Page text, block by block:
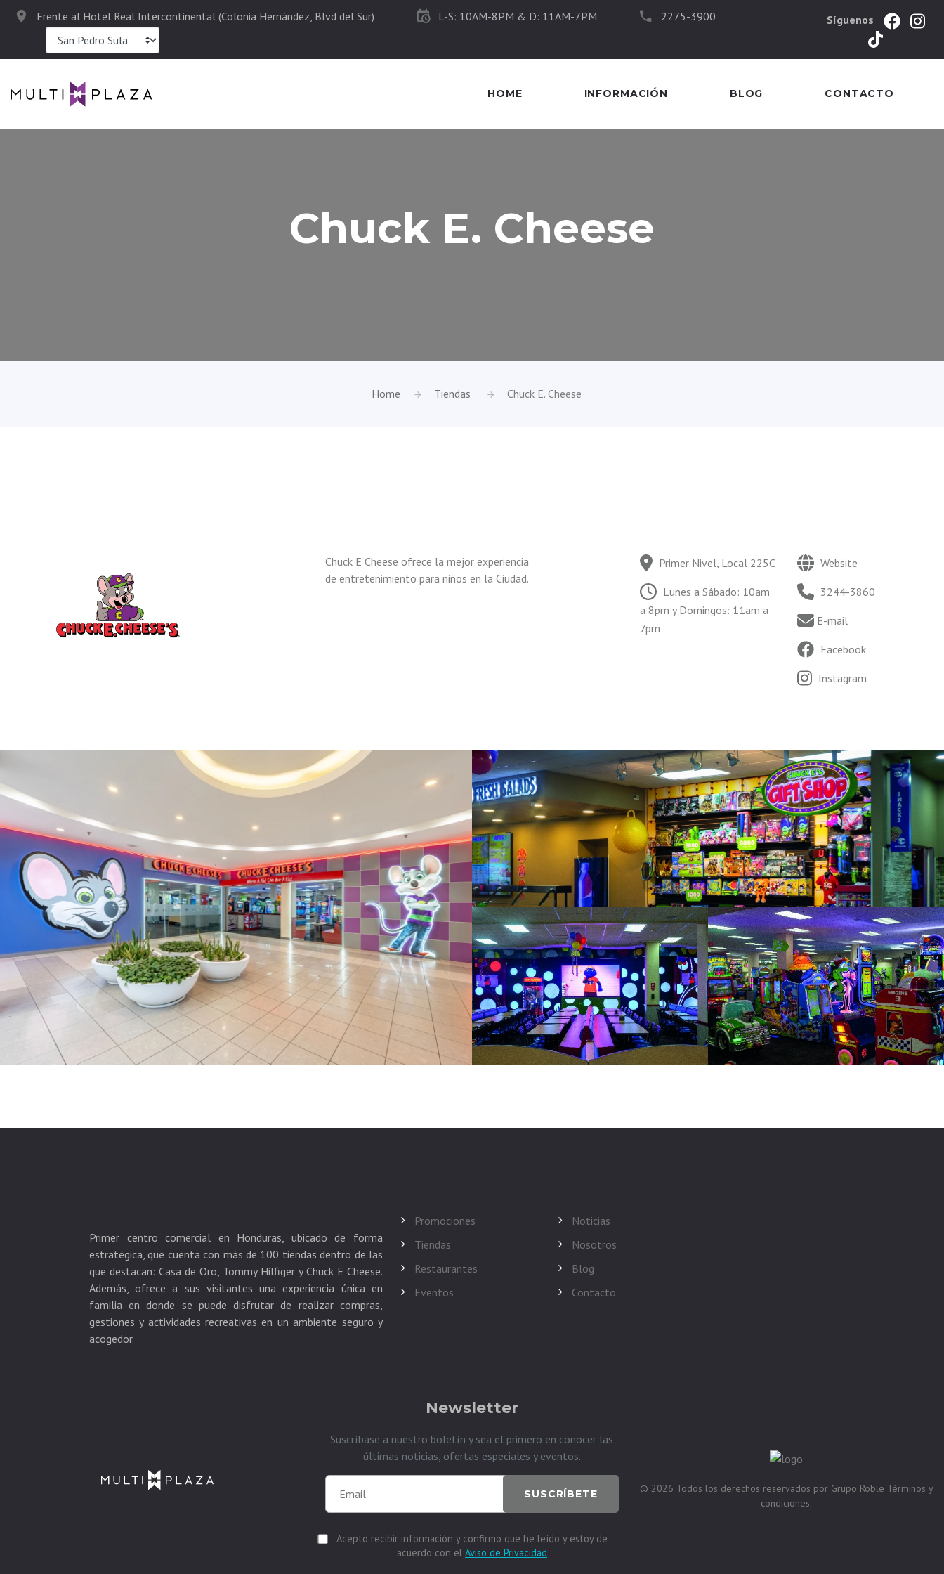
Frente al Hotel Real Intercontinental (Colonia Hernández, Blvd del Sur) L-S: 10AM-8PM & D: 11AM-7PM 2275-3900 Síguenos
HOME INFORMACIÓN BLOG CONTACTO
Chuck E. Cheese
Home Tiendas Chuck E. Cheese
Chuck E Cheese ofrece la mejor experiencia
de entretenimiento para niños en la Ciudad.
Primer Nivel, Local 225C
Lunes a Sábado: 10am
a 8pm y Domingos: 11am a
7pm
Website
3244-3860
E-mail
Facebook
Instagram
Primer centro comercial en Honduras, ubicado de forma
estratégica, que cuenta con más de 100 tiendas dentro de las
que destacan: Casa de Oro, Tommy Hilfiger y Chuck E Cheese.
Además, ofrece a sus visitantes una experiencia única en
familia en donde se puede disfrutar de realizar compras,
gestiones y actividades recreativas en un ambiente seguro y
Promociones
Tiendas
Restaurantes
Eventos
Noticias
Nosotros
Blog
Contacto
Newsletter
Suscríbase a nuestro boletín y sea el primero en conocer las
últimas noticias, ofertas especiales y eventos.
SUSCRÍBETE
Acepto recibir información y confirmo que he leído y estoy de
acuerdo con el Aviso de Privacidad
© 2026 Todos los derechos reservados por Grupo Roble Términos y
condiciones.